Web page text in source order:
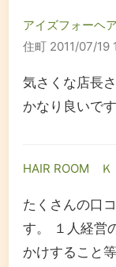
アイズフォーヘ
住町 2011/07/19
気さくな店長
かなり良いで
HAIR ROOM Ｋ
たくさんの口
す。 １人経営
かけすること